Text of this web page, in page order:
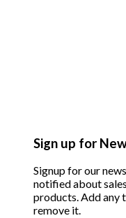
Sign up for
Signup for our
notified about
products. Add any
remove it.